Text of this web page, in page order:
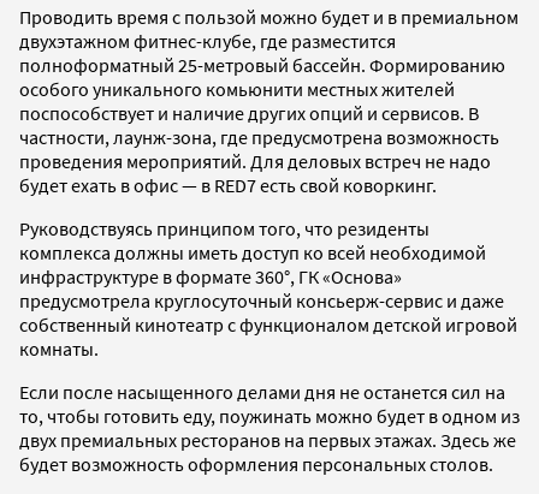
Проводить время с пользой можно будет и в премиальном
двухэтажном фитнес-клубе, где разместится
полноформатный 25-метровый бассейн. Формированию
особого уникального комьюнити местных жителей
поспособствует и наличие других опций и сервисов. В
частности, лаунж-зона, где предусмотрена возможность
проведения мероприятий. Для деловых встреч не надо
будет ехать в офис — в RED7 есть свой коворкинг.
Руководствуясь принципом того, что резиденты
комплекса должны иметь доступ ко всей необходимой
инфраструктуре в формате 360°, ГК «Основа»
предусмотрела круглосуточный консьерж-сервис и даже
собственный кинотеатр с функционалом детской игровой
комнаты.
Если после насыщенного делами дня не останется сил на
то, чтобы готовить еду, поужинать можно будет в одном из
двух премиальных ресторанов на первых этажах. Здесь же
будет возможность оформления персональных столов.